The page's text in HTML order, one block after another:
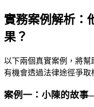
實務案例解析：
果？
以下兩個真實案例，將
有機會透過法律途徑爭取
案例一：小陳的故